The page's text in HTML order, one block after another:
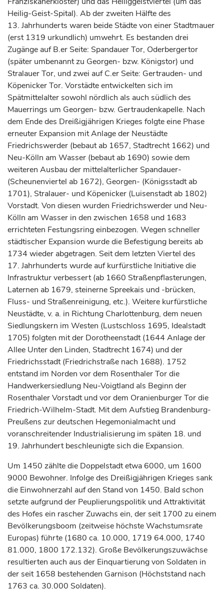
Heilig-Geist-Spital). Ab der zweiten Hälfte des
13. Jahrhunderts waren beide Städte von einer Stadtmauer
(erst 1319 urkundlich) umwehrt. Es bestanden drei
Zugänge auf B.er Seite: Spandauer Tor, Oderbergertor
(später umbenannt zu Georgen- bzw. Königstor) und
Stralauer Tor, und zwei auf C.er Seite: Gertrauden- und
Köpenicker Tor. Vorstädte entwickelten sich im
Spätmittelalter sowohl nördlich als auch südlich des
Mauerrings um Georgen- bzw. Gertraudenkapelle. Nach
dem Ende des Dreißigjährigen Krieges folgte eine Phase
erneuter Expansion mit Anlage der Neustädte
Friedrichswerder (bebaut ab 1657, Stadtrecht 1662) und
Neu-Kölln am Wasser (bebaut ab 1690) sowie dem
weiteren Ausbau der mittelalterlicher Spandauer-
(Scheunenviertel ab 1672), Georgen- (Königsstadt ab
1701), Stralauer- und Köpenicker (Luisenstadt ab 1802)
Vorstadt. Von diesen wurden Friedrichswerder und Neu-
Kölln am Wasser in den zwischen 1658 und 1683
errichteten Festungsring einbezogen. Wegen schneller
städtischer Expansion wurde die Befestigung bereits ab
1734 wieder abgetragen. Seit dem letzten Viertel des
17. Jahrhunderts wurde aufkurfürstliche Initiative die
Infrastruktur verbessert (ab 1660 Straßenpflasterungen,
Laternen ab 1679, steinerne Spreekais und -brücken,
Fluss- und Straßenreinigung, etc.). Weitere kurfürstliche
Neustädte, v. a. in Richtung Charlottenburg, dem neuen
Siedlungskern im Westen (Lustschloss 1695, Idealstadt
1705) folgten mit der Dorotheenstadt (1644 Anlage der
Allee Unter den Linden, Stadtrecht 1674) und der
Friedrichsstadt (Friedrichstraße nach 1688). 1752
entstand im Norden vor dem Rosenthaler Tor die
Handwerkersiedlung Neu-Voigtland als Beginn der
Rosenthaler Vorstadt und vor dem Oranienburger Tor die
Friedrich-Wilhelm-Stadt. Mit dem Aufstieg Brandenburg-
Preußens zur deutschen Hegemonialmacht und
voranschreitender Industrialisierung im späten 18. und
19. Jahrhundertbeschleunigte sich die Expansion.
Um 1450 zählte die Doppelstadt etwa 6000, um 1600
9000 Bewohner. Infolge des Dreißigjährigen Krieges sank
die Einwohnerzahl auf den Stand von 1450. Bald schon
setzte aufgrund der Peuplierungspolitik und Attraktivität
des Hofes ein rascher Zuwachs ein, der seit 1700 zu einem
Bevölkerungsboom (zeitweise höchste Wachstumsrate
Europas) führte (1680 ca. 10.000, 1719 64.000, 1740
81.000, 1800 172.132). Große Bevölkerungszuwächse
resultierten auch aus der Einquartierung von Soldaten in
der seit 1658 bestehenden Garnison (Höchststand nach
1763 ca. 30.000 Soldaten).